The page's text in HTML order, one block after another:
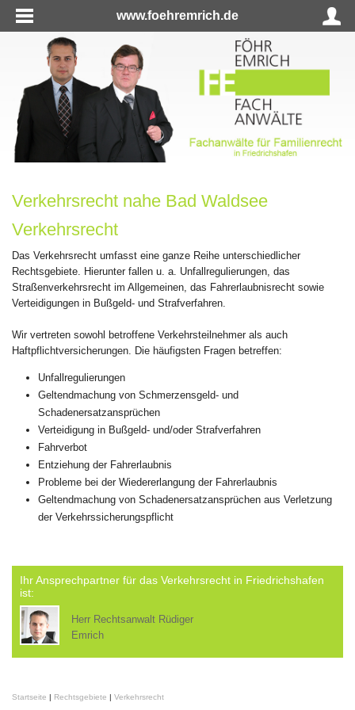
www.foehremrich.de
Verkehrsrecht nahe Bad Waldsee
Verkehrsrecht
Das Verkehrsrecht umfasst eine ganze Reihe unterschiedlicher
Rechtsgebiete. Hierunter fallen u. a. Unfallregulierungen, das
Straßenverkehrsrecht im Allgemeinen, das Fahrerlaubnisrecht sowie
Verteidigungen in Bußgeld- und Strafverfahren.
Wir vertreten sowohl betroffene Verkehrsteilnehmer als auch
Haftpflichtversicherungen. Die häufigsten Fragen betreffen:
Unfallregulierungen
Geltendmachung von Schmerzensgeld- und
Schadenersatzansprüchen
Verteidigung in Bußgeld- und/oder Strafverfahren
Fahrverbot
Entziehung der Fahrerlaubnis
Probleme bei der Wiedererlangung der Fahrerlaubnis
Geltendmachung von Schadenersatzansprüchen aus Verletzung
der Verkehrssicherungspflicht
Ihr Ansprechpartner für das Verkehrsrecht in Friedrichshafen
ist:
Herr Rechtsanwalt Rüdiger
Emrich
Startseite | Rechtsgebiete | Verkehrsrecht